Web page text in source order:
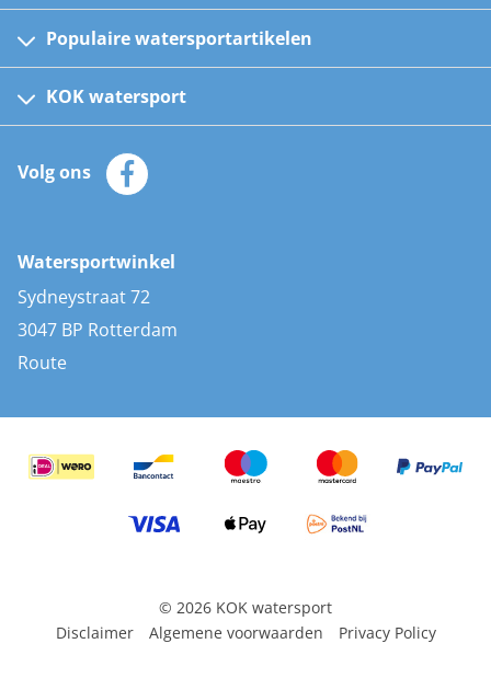
Populaire watersportartikelen
Kinder reddingsvesten
Automatische reddingsvesten
Zeilkleding
Zonnepanelen
AIS transponders
Stootwillen en fenders
Bootkussens
Zwemtrappen
KOK watersport
Klantenservice
Merken
Volg ons
Watersportwinkel
Sydneystraat 72
3047 BP Rotterdam
Route
© 2026 KOK watersport
Disclaimer
Algemene voorwaarden Privacy Policy